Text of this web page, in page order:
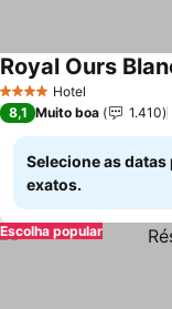
4 EstrelasHotel
Royal Ours
8,1 Muito boa 1.410
Selecione as
exatos.
Escolha popular